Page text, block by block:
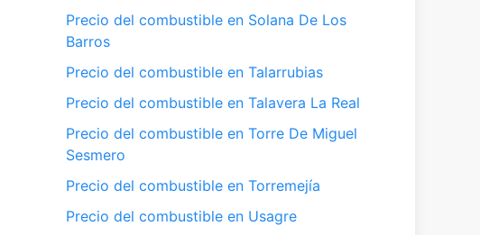
Precio del combustible en Solana De Los
Barros
Precio del combustible en Talarrubias
Precio del combustible en Talavera La Real
Precio del combustible en Torre De Miguel
Sesmero
Precio del combustible en Torremejía
Precio del combustible en Usagre